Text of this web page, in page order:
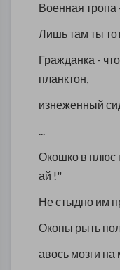
Военная тропа
Лишь там ты
Гражданка -
планктон,
изнеженный
...
Окошко в плюс
ай !"
Не стыдно им
Окопы рыть
авось мозги на